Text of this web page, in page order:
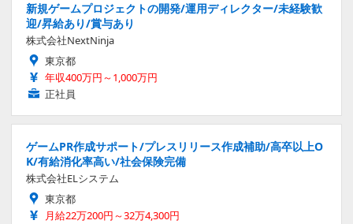
新規ゲームプロジェクトの開発/運用ディレクター/未経験歓
迎/昇給あり/賞与あり
株式会社NextNinja
東京都
年収400万円～1,000万円
正社員
ゲームPR作成サポート/プレスリリース作成補助/高卒以上O
K/有給消化率高い/社会保険完備
株式会社ELシステム
東京都
月給22万200円～32万4,300円